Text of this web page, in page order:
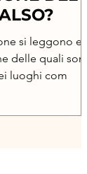
si leggono e si
delle quali sono
luoghi com